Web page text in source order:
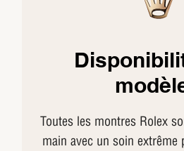
Toutes les montres Rolex
main avec un soin extrême